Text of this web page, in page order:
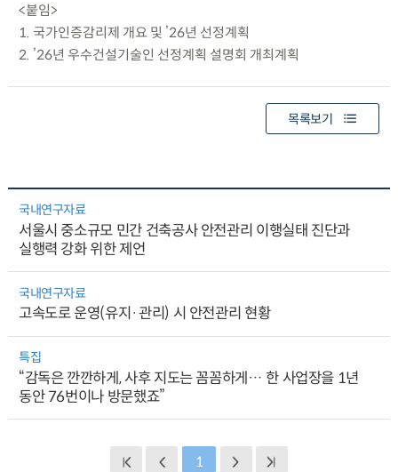
<붙임>
1. 국가인증감리제 개요 및 ’26년 선정계획
2. ’26년 우수건설기술인 선정계획 설명회 개최계획
목록보기
국내연구자료
서울시 중소규모 민간 건축공사 안전관리 이행실태 진단과
실행력 강화 위한 제언
국내연구자료
고속도로 운영(유지·관리) 시 안전관리 현황
특집
“감독은 깐깐하게, 사후 지도는 꼼꼼하게… 한 사업장을 1년
동안 76번이나 방문했죠”
1